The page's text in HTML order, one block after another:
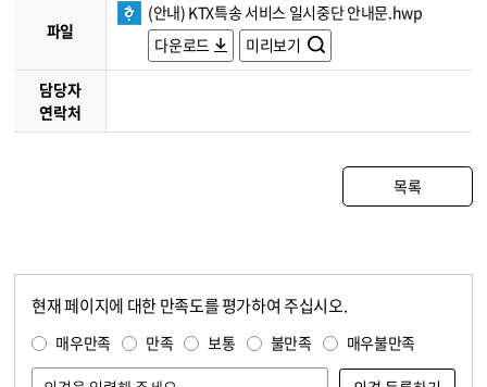
파일
(안내) KTX특송 서비스 일시중단 안내문.hwp
다운로드
미리보기
담당자
연락처
목록
현재 페이지에 대한 만족도를 평가하여 주십시오.
매우만족 만족 보통 불만족 매우불만족